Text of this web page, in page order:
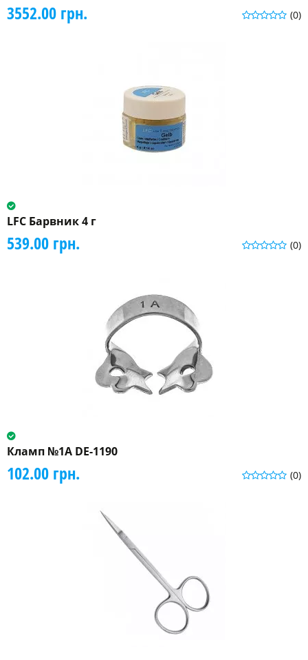
(0)
3552.00 грн.
LFC Барвник 4 г
(0)
539.00 грн.
Кламп №1A DE-1190
(0)
102.00 грн.